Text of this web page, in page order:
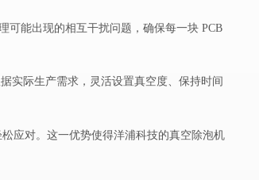
可能出现的相互干扰问题，确保每一块 PCB
实际生产需求，灵活设置真空度、保持时间
应对。这一优势使得洋浦科技的真空除泡机